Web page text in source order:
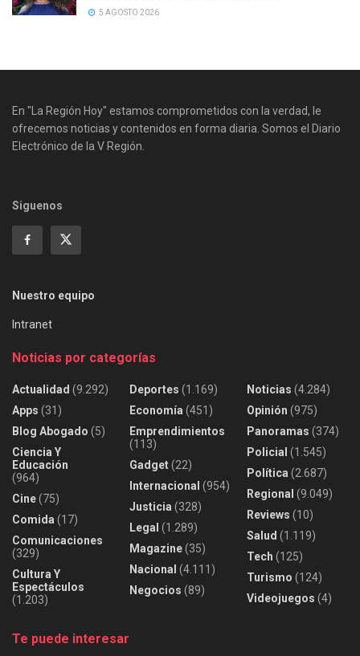
5 AGOSTO 2026
En "La Región Hoy" estamos comprometidos con la verdad, le
ofrecemos noticias y contenidos en forma diaria. Somos el Diario
Electrónico de la V Región.
Siguenos
Nuestro equipo
Intranet
Noticias por categorías
Actualidad (9.292)
Apps (31)
Blog Abogado (5)
Ciencia Y
Educación
(964)
Cine(75)
Comida (17)
Comunicaciones
(329)
Cultura Y
Espectáculos
(1.203)
Deportes (1.169)
Economía (451)
Emprendimientos
(113)
Gadget(22)
Internacional (954)
Justicia (328)
Legal (1.289)
Magazine(35)
Nacional (4.111)
Negocios (89)
Noticias (4.284)
Opinión (975)
Panoramas (374)
Policial (1.545)
Política (2.687)
Regional (9.049)
Reviews (10)
Salud (1.119)
Tech (125)
Turismo (124)
Videojuegos (4)
Te puede interesar